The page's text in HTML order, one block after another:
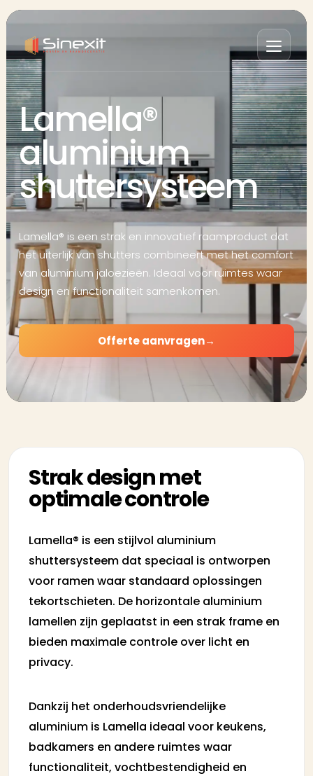
Lamella®
aluminium
shuttersysteem
Lamella® is een strak en innovatief raamproduct dat
het uiterlijk van shutters combineert met het comfort
van aluminium jaloezieën. Ideaal voor ruimtes waar
design en functionaliteit samenkomen.
Offerte aanvragen→
Strak design met
optimale controle
Lamella® is een stijlvol aluminium
shuttersysteem dat speciaal is ontworpen
voor ramen waar standaard oplossingen
tekortschieten. De horizontale aluminium
lamellen zijn geplaatst in een strak frame en
bieden maximale controle over licht en
privacy.
Dankzij het onderhoudsvriendelijke
aluminium is Lamella ideaal voor keukens,
badkamers en andere ruimtes waar
functionaliteit, vochtbestendigheid en